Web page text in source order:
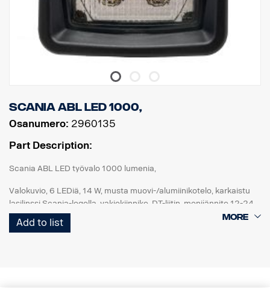
Scania ABL LED 1000,
Osanumero: 2960135
Part Description:
Scania ABL LED työvalo 1000 lumenia,
Valokuvio, 6 LEDiä, 14 W, musta muovi-/alumiinikotelo, karkaistu
lasilinssi Scania-logolla, vakiokiinnike, DT-liitin, monijännite 12-24
V, käänteisen polaarisuuden suojaus, IP68-IP69K. ECE R10, ECE
R23 (peruutus), ADR-hyväksyntä.
Add to list